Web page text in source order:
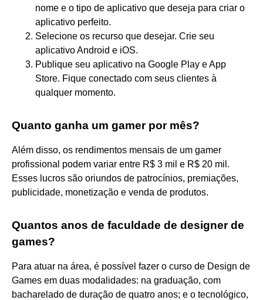
nome e o tipo de aplicativo que deseja para criar o
aplicativo perfeito.
Selecione os recurso que desejar. Crie seu
aplicativo Android e iOS.
Publique seu aplicativo na Google Play e App
Store. Fique conectado com seus clientes à
qualquer momento.
Quanto ganha um gamer por mês?
Além disso, os rendimentos mensais de um gamer
profissional podem variar entre R$ 3 mil e R$ 20 mil.
Esses lucros são oriundos de patrocínios, premiações,
publicidade, monetização e venda de produtos.
Quantos anos de faculdade de designer de
games?
Para atuar na área, é possível fazer o curso de Design de
Games em duas modalidades: na graduação, com
bacharelado de duração de quatro anos; e o tecnológico,